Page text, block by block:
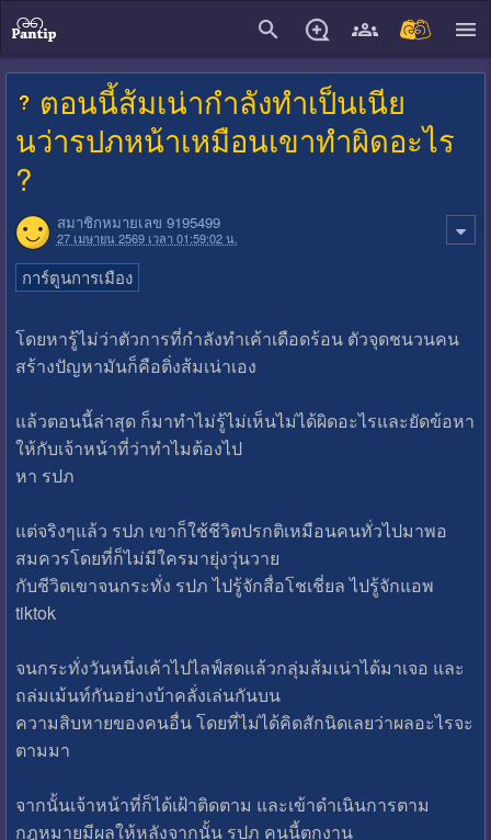
ตอนนี้ส้มเน่ากำลังทำเป็นเนีย
นว่ารปภหน้าเหมือนเขาทำผิดอะไร
?
สมาชิกหมายเลข 9195499
27 เมษายน 2569 เวลา 01:59:02 น.
การ์ตูนการเมือง
โดยหารู้ไม่ว่าตัวการที่กำลังทำเค้าเดือดร้อน ตัวจุดชนวนคน
สร้างปัญหามันก็คือติ่งส้มเน่าเอง
แล้วตอนนี้ล่าสุด ก็มาทำไม่รู้ไม่เห็นไม่ได้ผิดอะไรและยัดข้อหา
ให้กับเจ้าหน้าที่ว่าทำไมต้องไป
หา รปภ
แต่จริงๆแล้ว รปภ เขาก็ใช้ชีวิตปรกติเหมือนคนทั่วไปมาพอ
สมควรโดยที่ก็ไม่มีใครมายุ่งวุ่นวาย
กับชีวิตเขาจนกระทั่ง รปภ ไปรู้จักสื่อโชเชี่ยล ไปรู้จักแอพ
tiktok
จนกระทั่งวันหนึ่งเค้าไปไลฟ์สดแล้วกลุ่มส้มเน่าได้มาเจอ และ
ถล่มเม้นท์กันอย่างบ้าคลั่งเล่นกันบน
ความสิบหายของคนอื่น โดยที่ไม่ได้คิดสักนิดเลยว่าผลอะไรจะ
ตามมา
จากนั้นเจ้าหน้าที่ก็ได้เฝ้าติดตาม และเข้าดำเนินการตาม
กฎหมายมีผลให้หลังจากนั้น รปภ คนนี้ตกงาน
close